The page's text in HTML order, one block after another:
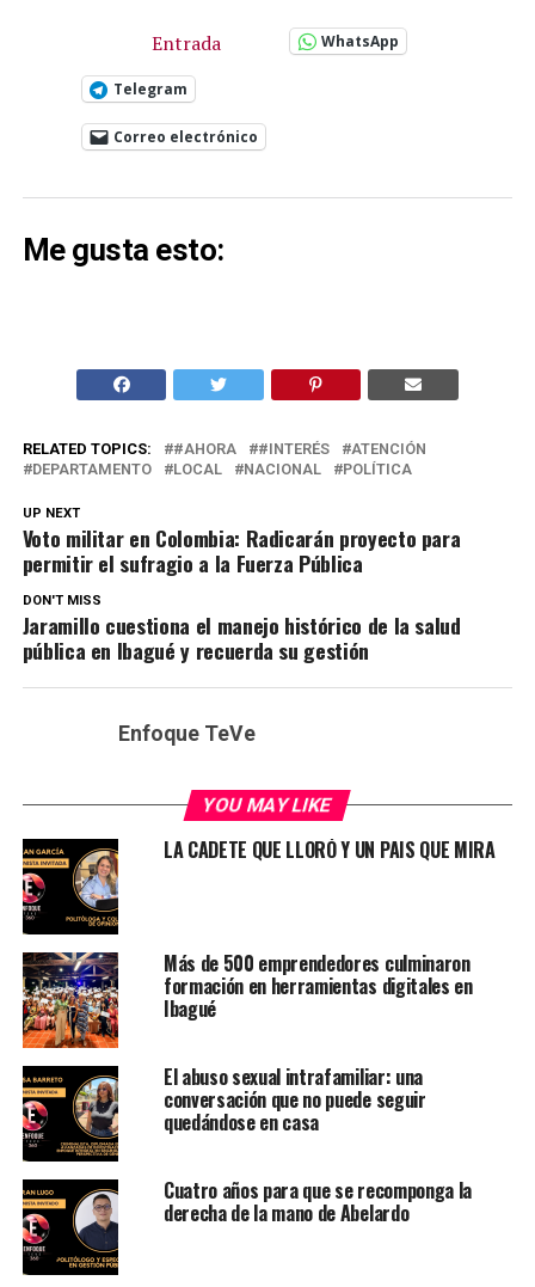
Entrada WhatsApp
Telegram
Correo electrónico
Me gusta esto:
RELATED TOPICS: #AHORA #INTERÉS
ATENCIÓN
DEPARTAMENTO
LOCAL NACIONAL POLÍTICA
UP NEXT
Voto militar en Colombia: Radicarán proyecto para
permitir el sufragio a la Fuerza Pública
DON'T MISS
Jaramillo cuestiona el manejo histórico de la salud
pública en Ibagué y recuerda su gestión
Enfoque TeVe
YOU MAY LIKE
LA CADETE QUE LLORÓ Y UN PAIS QUE MIRA
Más de 500 emprendedores culminaron
formación en herramientas digitales en
Ibagué
El abuso sexual intrafamiliar: una
conversación que no puede seguir
quedándose en casa
Cuatro años para que se recomponga la
derecha de la mano de Abelardo